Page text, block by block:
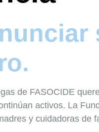
de FASOCIDE
activos. La
y cuidadoras